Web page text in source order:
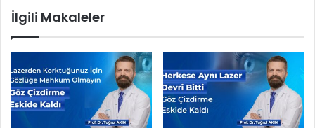
i
i
a
ğ
e
’
d
İlgili Makaleler